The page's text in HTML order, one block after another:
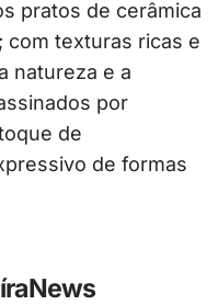
pratos de cerâmica
com texturas ricas e
natureza e a
por
de
de formas